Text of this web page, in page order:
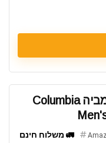
מעיל לגבר קולומביה Columbia
🚛 משלוח חינם